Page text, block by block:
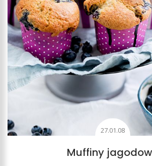
27.01.08
Muffiny